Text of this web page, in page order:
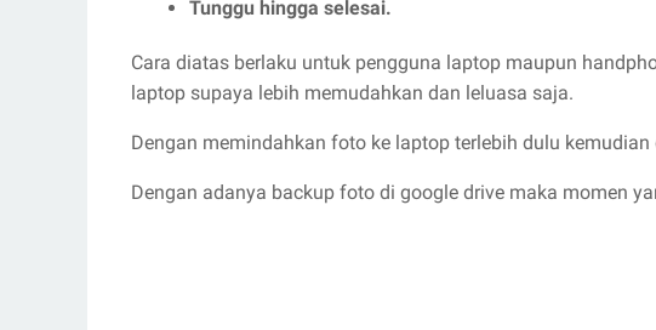
Tunggu hingga selesai.
Cara diatas berlaku untuk pengguna laptop maupun
laptop supaya lebih memudahkan dan leluasa saja.
Dengan memindahkan foto ke laptop terlebih dulu
Dengan adanya backup foto di google drive maka momen